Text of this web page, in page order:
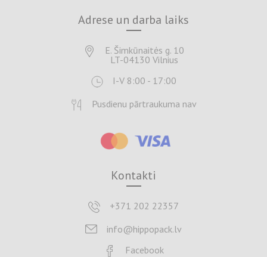
Adrese un darba laiks
E. Šimkūnaitės g. 10
LT-04130 Vilnius
I-V 8:00 - 17:00
Pusdienu pārtraukuma nav
Kontakti
+371 202 22357
info@hippopack.lv
Facebook